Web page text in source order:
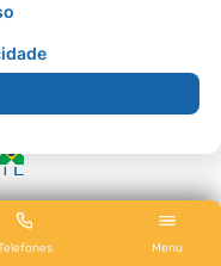
Menu
- Todos os